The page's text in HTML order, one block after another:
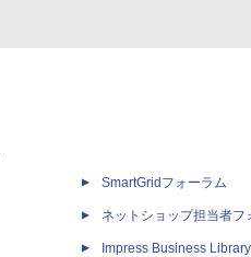
SmartGridフォーラム
ネットショップ担当者フ
Impress Business Library